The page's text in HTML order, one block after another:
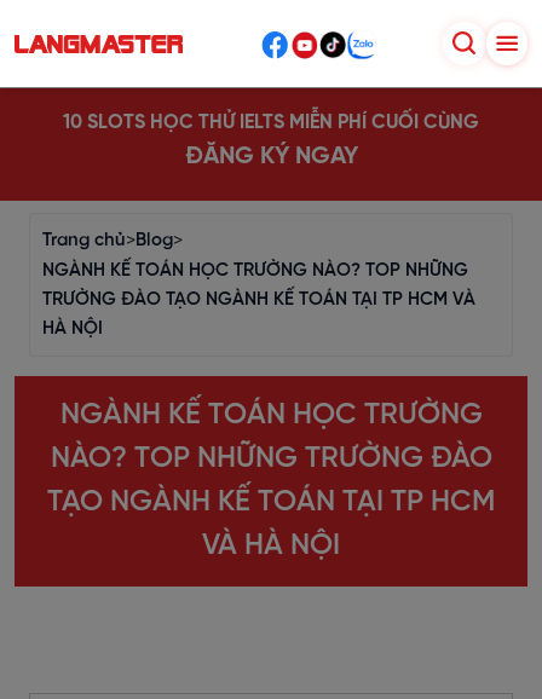
10 SLOTS HỌC THỬ IELTS MIỄN PHÍ CUỐI CÙNG
ĐĂNG KÝ NGAY
Trang chủ>Blog>
NGÀNH KẾ TOÁN HỌC TRƯỜNG NÀO? TOP NHỮNG
TRƯỜNG ĐÀO TẠO NGÀNH KẾ TOÁN TẠI TP HCM VÀ
HÀ NỘI
NGÀNH KẾ TOÁN HỌC TRƯỜNG
NÀO? TOP NHỮNG TRƯỜNG ĐÀO
TẠO NGÀNH KẾ TOÁN TẠI TP HCM
VÀ HÀ NỘI